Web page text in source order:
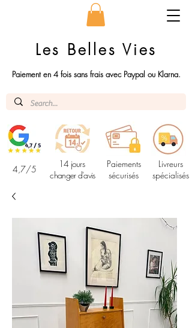
Les Belles Vies
Paiement en 4 fois sans frais avec Paypal ou Klarna.
4,7/5
14 jours
changer d'avis
Paiements
sécurisés
Livreurs
spécialisés